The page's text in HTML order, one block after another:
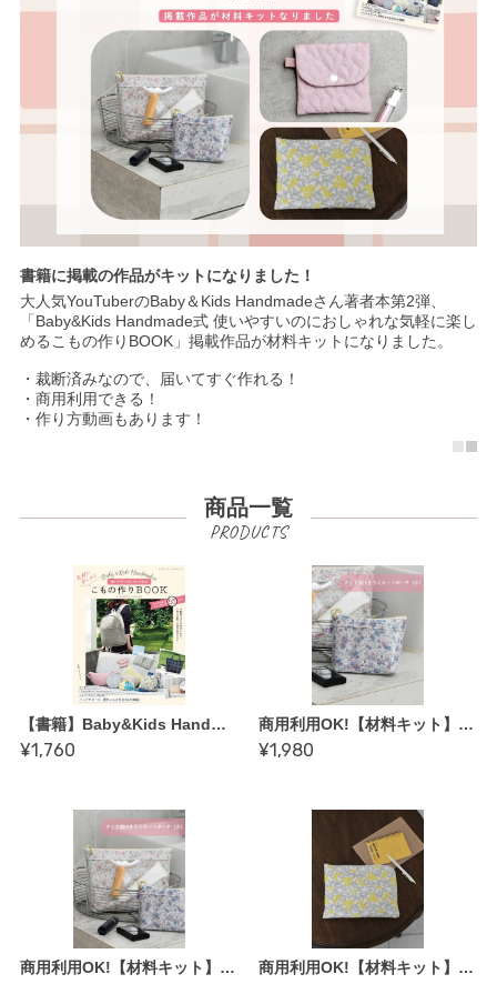
書籍に掲載の作品がキットになりました！
大人気YouTuberのBaby＆Kids Handmadeさん著者本第2弾、
「Baby&Kids Handmade式 使いやすいのにおしゃれな気軽に楽し
めるこもの作りBOOK」掲載作品が材料キットになりました。
・裁断済みなので、届いてすぐ作れる！
・商用利用できる！
・作り方動画もあります！
商品一覧
【書籍】Baby&Kids Handmade式 使いやすいのにおしゃれな気軽に楽しめるこもの作りBOOK(S8752)
¥1,760
商用利用OK!【材料キット】《クリア窓付きラミネートポーチ_小》_Baby＆Kids Handmadeオリジナル(レシピなし)（kit-0124)
¥1,980
商用利用OK!【材料キット】《クリア窓付きラミネートポーチ_大》_Baby＆Kids Handmadeオリジナル(レシピなし)（kit-0124) 商用利用OK!【材料キット】《Ｌ字ファスナーポーチ》_Baby＆Kids Handmadeオリジナル(レシピなし)（kit-0123)